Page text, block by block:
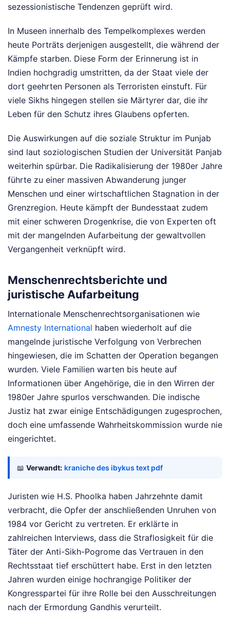
sezessionistische Tendenzen geprüft wird.
In Museen innerhalb des Tempelkomplexes werden
heute Porträts derjenigen ausgestellt, die während der
Kämpfe starben. Diese Form der Erinnerung ist in
Indien hochgradig umstritten, da der Staat viele der
dort geehrten Personen als Terroristen einstuft. Für
viele Sikhs hingegen stellen sie Märtyrer dar, die ihr
Leben für den Schutz ihres Glaubens opferten.
Die Auswirkungen auf die soziale Struktur im Punjab
sind laut soziologischen Studien der Universität Panjab
weiterhin spürbar. Die Radikalisierung der 1980er Jahre
führte zu einer massiven Abwanderung junger
Menschen und einer wirtschaftlichen Stagnation in der
Grenzregion. Heute kämpft der Bundesstaat zudem
mit einer schweren Drogenkrise, die von Experten oft
mit der mangelnden Aufarbeitung der gewaltvollen
Vergangenheit verknüpft wird.
Menschenrechtsberichte und
juristische Aufarbeitung
Internationale Menschenrechtsorganisationen wie
Amnesty International haben wiederholt auf die
mangelnde juristische Verfolgung von Verbrechen
hingewiesen, die im Schatten der Operation begangen
wurden. Viele Familien warten bis heute auf
Informationen über Angehörige, die in den Wirren der
1980er Jahre spurlos verschwanden. Die indische
Justiz hat zwar einige Entschädigungen zugesprochen,
doch eine umfassende Wahrheitskommission wurde nie
eingerichtet.
📖 Verwandt: kraniche des ibykus text pdf
Juristen wie H.S. Phoolka haben Jahrzehnte damit
verbracht, die Opfer der anschließenden Unruhen von
1984 vor Gericht zu vertreten. Er erklärte in
zahlreichen Interviews, dass die Straflosigkeit für die
Täter der Anti-Sikh-Pogrome das Vertrauen in den
Rechtsstaat tief erschüttert habe. Erst in den letzten
Jahren wurden einige hochrangige Politiker der
Kongresspartei für ihre Rolle bei den Ausschreitungen
nach der Ermordung Gandhis verurteilt.